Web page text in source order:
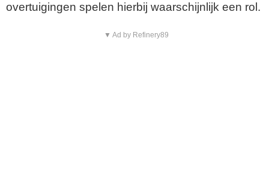
overtuigingen spelen hierbij waarschijnlijk een rol.
▼ Ad by Refinery89